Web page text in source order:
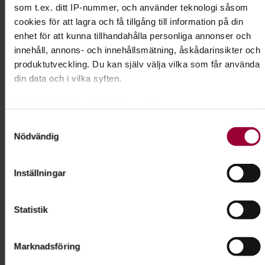
som t.ex. ditt IP-nummer, och använder teknologi såsom
cookies för att lagra och få tillgång till information på din
enhet för att kunna tillhandahålla personliga annonser och
innehåll, annons- och innehållsmätning, åskådarinsikter och
produktutveckling. Du kan själv välja vilka som får använda
din data och i vilka syften.
kan ha en noggrannhet på upp till flera meter
Ta reda på mer om hur dina personliga uppgifter behandlas
ändra eller dra tillbaka ditt samtycke när som helst från
För att du ska få en så bra upplevelse som möjligt
Nödvändig
Inställningar
Statistik
Marknadsföring
Kursledare
Paula Sparf
I samarbete med
Ödeshögs Kennelklubb
Profilområdesansvarig Djur
Visa mer